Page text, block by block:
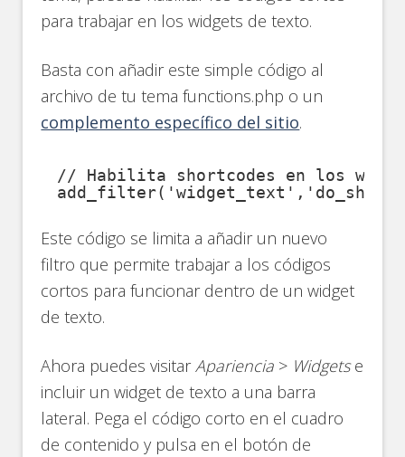
para trabajar en los widgets de texto.
Basta con añadir este simple código al
archivo de tu tema functions.php o un
complemento específico del sitio.
// Habilita shortcodes en los
add_filter( 'widget_text' ,
Este código se limita a añadir un nuevo
filtro que permite trabajar a los códigos
cortos para funcionar dentro de un widget
de texto.
Ahora puedes visitarApariencia > Widgetse
incluir un widget de texto a una barra
lateral. Pega el código corto en el cuadro
de contenido y pulsa en el botón de